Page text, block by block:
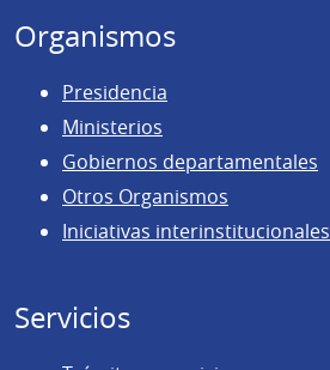
Organismos
Presidencia
Ministerios
Gobiernos departamentales
Otros Organismos
Iniciativas interinstitucionales
Servicios